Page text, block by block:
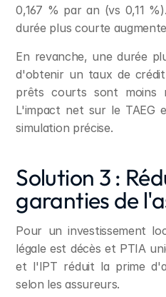
0,167 % par an (vs 0,11
durée plus courte
En revanche, une durée
d'obtenir un taux de
prêts courts sont moins
L'impact net sur le TAEG
simulation précise.
Solution 3 :
garanties de
Pour un investissement
légale est décès et PTIA
et l'IPT réduit la prime
selon les assureurs.